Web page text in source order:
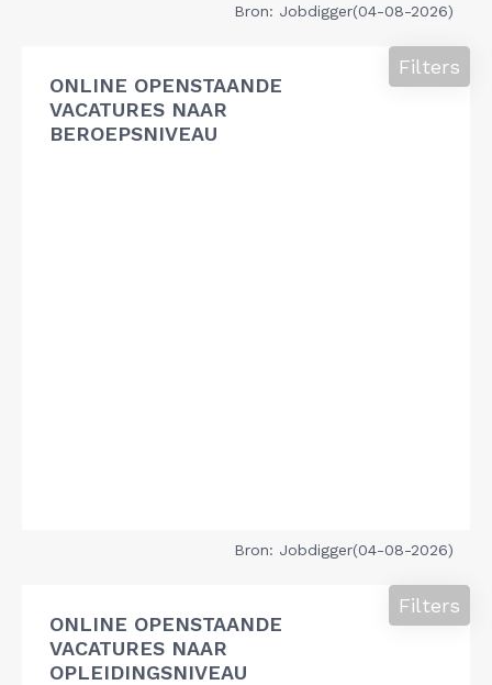
Bron: Jobdigger(04-08-2026)
ONLINE OPENSTAANDE
VACATURES NAAR
BEROEPSNIVEAU
Filters
Bron: Jobdigger(04-08-2026)
ONLINE OPENSTAANDE
VACATURES NAAR
OPLEIDINGSNIVEAU
Filters